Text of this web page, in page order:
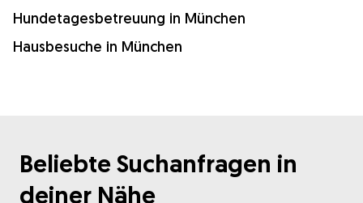
Hundetagesbetreuung in München
Hausbesuche in München
Beliebte Suchanfragen in
deiner Nähe